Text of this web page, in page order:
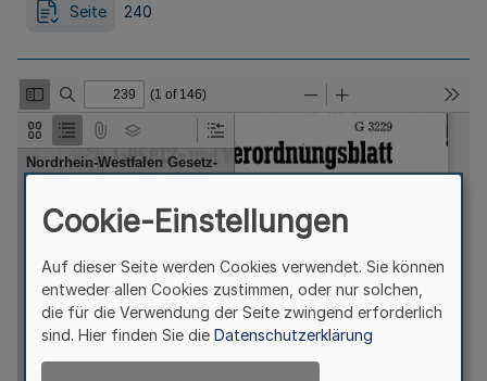
Seite 240
Cookie-Einstellungen
Auf dieser Seite werden Cookies verwendet. Sie können
entweder allen Cookies zustimmen, oder nur solchen,
die für die Verwendung der Seite zwingend erforderlich
sind. Hier finden Sie die Datenschutzerklärung